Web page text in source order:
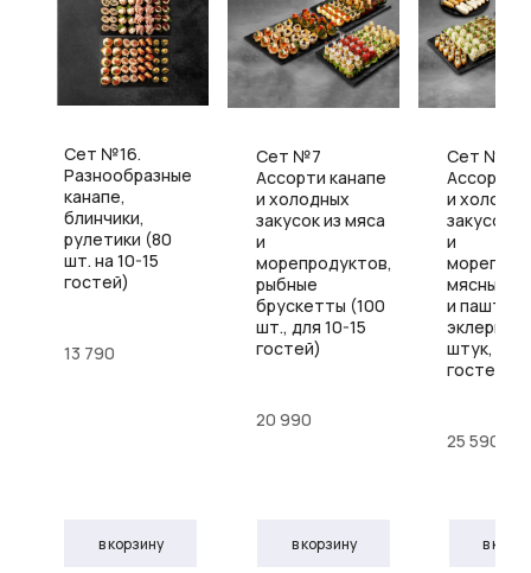
Сет №16.
Разнообразные
канапе,
блинчики,
рулетики (80
шт. на 10-15
гостей)
13 790
в корзину
Сет №7
Ассорти канапе
и холодных
закусок из мяса
и
морепродуктов,
рыбные
брускетты (100
шт., для 10-15
гостей)
20 990
в корзину
Сет №11
Ассорти
и
закусок
и
мясные
и
эклеры
штук, для
гостей)
25 590
в